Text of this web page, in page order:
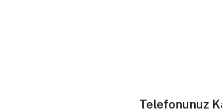
Telefonunuz